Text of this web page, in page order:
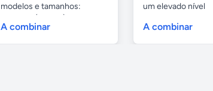
modelos e tamanhos:
4,80mts (infantil), 6,...
A combinar
um elevado nível
A combinar